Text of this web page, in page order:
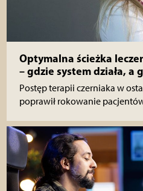
Optymalna ścieżka
– gdzie system działa, a
Postęp terapii czerniaka w
poprawił rokowanie